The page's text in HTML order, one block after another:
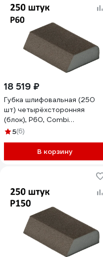
18 519 ₽
Губка шлифовальная (250
шт) четырёхсторонняя
(блок), Р60, Сombi
100x68x25 мм AbraTechnic
5(6)
В корзину